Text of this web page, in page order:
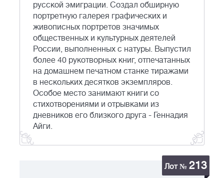
русской эмиграции. Создал обширную
портретную галерея графических и
живописных портретов значимых
общественных и культурных деятелей
России, выполненных с натуры. Выпустил
более 40 рукотворных книг, отпечатанных
на домашнем печатном станке тиражами
в нескольких десятков экземпляров.
Особое место занимают книги со
стихотворениями и отрывками из
дневников его близкого друга - Геннадия
Айги.
Лот № 213